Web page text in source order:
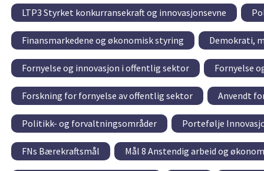
LTP3 Styrket konkurransekraft og innovasjonsevne
Finansmarkedene og økonomisk styring Demokrati,
Fornyelse og innovasjon i offentlig sektor Fornyelse
Forskning for fornyelse av offentlig sektor Anvendt
Politikk- og forvaltningsområder Portefølje
FNs Bærekraftsmål Mål 8 Anstendig arbeid og